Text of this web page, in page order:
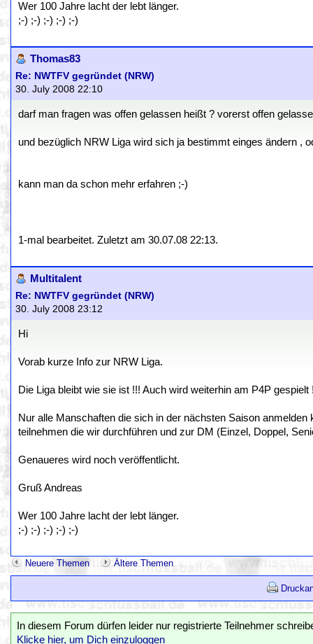
Wer 100 Jahre lacht der lebt länger.
;-) ;-) ;-) ;-) ;-)
Thomas83
Re: NWTFV gegründet (NRW)
30. July 2008 22:10
darf man fragen was offen gelassen heißt ? vorerst offen
und bezüglich NRW Liga wird sich ja bestimmt einges ändern ,
kann man da schon mehr erfahren ;-)
1-mal bearbeitet. Zuletzt am 30.07.08 22:13.
Multitalent
Re: NWTFV gegründet (NRW)
30. July 2008 23:12
Hi
Vorab kurze Info zur NRW Liga.
Die Liga bleibt wie sie ist !!! Auch wird weiterhin am P4P gespielt
Nur alle Manschaften die sich in der nächsten Saison
teilnehmen die wir durchführen und zur DM (Einzel, Doppel,
Genaueres wird noch veröffentlicht.
Gruß Andreas
Wer 100 Jahre lacht der lebt länger.
;-) ;-) ;-) ;-) ;-)
Neuere Themen Ältere Themen
In diesem Forum dürfen leider nur registrierte Teilnehmer
Klicke hier, um Dich einzuloggen